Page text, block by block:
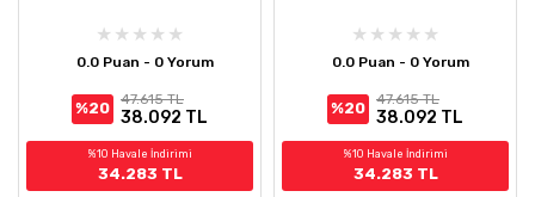
0.0 Puan - 0 Yorum
%20
47.615 TL
38.092 TL
%10 Havale İndirimi
34.283 TL
0.0 Puan - 0 Yorum
%20
47.615 TL
38.092 TL
%10 Havale İndirimi
34.283 TL